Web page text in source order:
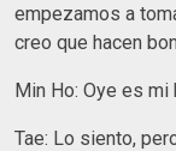
empezamos a
creo que hacen
Min Ho: Oye es mi
Tae: Lo siento,